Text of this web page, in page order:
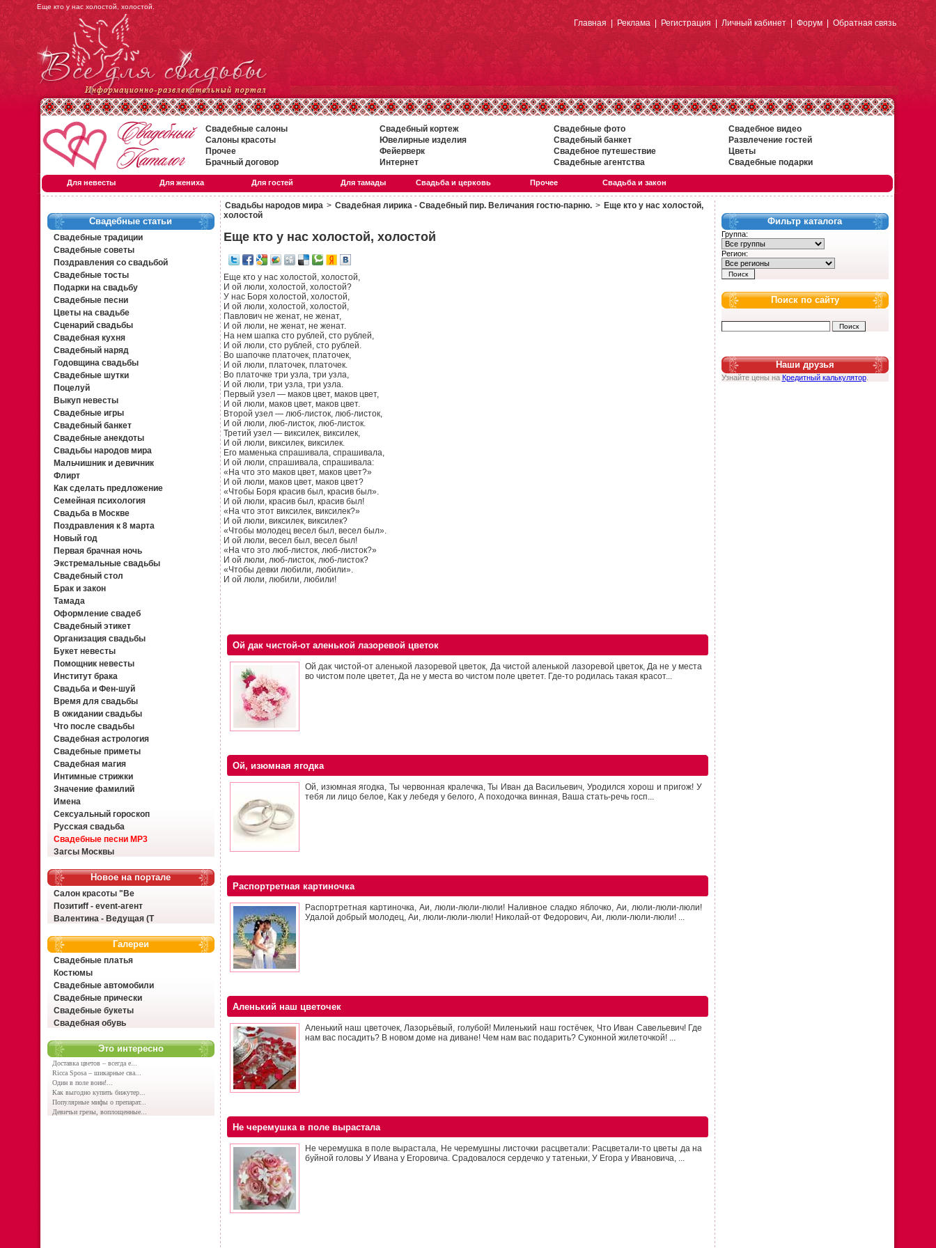
Еще кто у нас холостой, холостой.
Главная|Реклама|Регистрация| Личный кабинет|Форум| Обратная связь
Свадебные салоны Свадебный кортеж Свадебные фото
Свадебное видео
Салоны красоты
Ювелирные изделия Свадебный банкет
Развлечение гостей
Прочее
Фейерверк Свадебное путешествие
Цветы
Брачный договор
Интернет Свадебные агентства Свадебные подарки
Для невесты Для жениха Для гостей Для тамады Свадьба и церковь Прочее Свадьба и закон
Свадебные статьи
Свадебные традиции
Свадебные советы
Поздравления со свадьбой
Свадебные тосты
Подарки на свадьбу
Свадебные песни
Цветы на свадьбе
Сценарий свадьбы
Свадебная кухня
Свадебный наряд
Годовщина свадьбы
Свадебные шутки
Поцелуй
Выкуп невесты
Свадебные игры
Свадебный банкет
Свадебные анекдоты
Свадьбы народов мира
Мальчишник и девичник
Флирт
Как сделать предложение
Семейная психология
Свадьба в Москве
Поздравления к 8 марта
Новый год
Первая брачная ночь
Экстремальные свадьбы
Свадебный стол
Брак и закон
Тамада
Оформление свадеб
Свадебный этикет
Организация свадьбы
Букет невесты
Помощник невесты
Институт брака
Свадьба и Фен-шуй
Время для свадьбы
В ожидании свадьбы
Что после свадьбы
Свадебная астрология
Свадебные приметы
Свадебная магия
Интимные стрижки
Значение фамилий
Имена
Сексуальный гороскоп
Русская свадьба
Свадебные песни MP3
Загсы Москвы
Новое на портале
Салон красоты "Ве
Позитиff - event-агент
Валентина - Ведущая (Т
Галереи
Свадебные платья
Костюмы
Свадебные автомобили
Свадебные прически
Свадебные букеты
Свадебная обувь
Это интересно
Доставка цветов – всегда е...
Ricca Sposa – шикарные сва...
Один в поле воин!...
Как выгодно купить бижутер...
Популярные мифы о препарат...
Девичьи грезы, воплощенные...
Свадьбы народов мира > Свадебная лирика - Свадебный пир. Величания гостю-парню. > Еще кто у нас холостой,
холостой
Еще кто у нас холостой, холостой
Еще кто у нас холостой, холостой,
И ой люли, холостой, холостой?
У нас Боря холостой, холостой,
И ой люли, холостой, холостой,
Павлович не женат, не женат,
И ой люли, не женат, не женат.
На нем шапка сто рублей, сто рублей,
И ой люли, сто рублей, сто рублей.
Во шапочке платочек, платочек,
И ой люли, платочек, платочек.
Во платочке три узла, три узла,
И ой люли, три узла, три узла.
Первый узел — маков цвет, маков цвет,
И ой люли, маков цвет, маков цвет.
Второй узел — люб-листок, люб-листок,
И ой люли, люб-листок, люб-листок.
Третий узел — виксилек, виксилек,
И ой люли, виксилек, виксилек.
Его маменька спрашивала, спрашивала,
И ой люли, спрашивала, спрашивала:
«На что это маков цвет, маков цвет?»
И ой люли, маков цвет, маков цвет?
«Чтобы Боря красив был, красив был».
И ой люли, красив был, красив был!
«На что этот виксилек, виксилек?»
И ой люли, виксилек, виксилек?
«Чтобы молодец весел был, весел был».
И ой люли, весел был, весел был!
«На что это люб-листок, люб-листок?»
И ой люли, люб-листок, люб-листок?
«Чтобы девки любили, любили».
И ой люли, любили, любили!
Ой дак чистой-от аленькой лазоревой цветок
Ой дак чистой-от аленькой лазоревой цветок, Да чистой аленькой лазоревой цветок, Да не у места
во чистом поле цветет, Да не у места во чистом поле цветет. Где-то родилась такая красот...
Ой, изюмная ягодка
Ой, изюмная ягодка, Ты червонная кралечка, Ты Иван да Васильевич, Уродился хорош и пригож! У
тебя ли лицо белое, Как у лебедя у белого, А походочка винная, Ваша стать-речь госп...
Распортретная картиночка
Распортретная картиночка, Аи, люли-люли-люли! Наливное сладко яблочко, Аи, люли-люли-люли!
Удалой добрый молодец, Аи, люли-люли-люли! Николай-от Федорович, Аи, люли-люли-люли! ...
Аленький наш цветочек
Аленький наш цветочек, Лазорьёвый, голубой! Миленький наш гостёчек, Что Иван Савельевич! Где
нам вас посадить? В новом доме на диване! Чем нам вас подарить? Суконной жилеточкой! ...
Не черемушка в поле вырастала
Не черемушка в поле вырастала, Не черемушны листочки расцветали: Расцветали-то цветы да на
буйной головы У Ивана у Егоровича. Срадовалося сердечко у татеньки, У Егора у Ивановича, ...
Фильтр каталога
Группа:
Регион:
Поиск по сайту
Наши друзья
Узнайте цены на Кредитный калькулятор.